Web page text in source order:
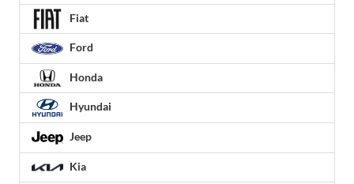
Fiat
Ford
Honda
Hyundai
Jeep
Kia